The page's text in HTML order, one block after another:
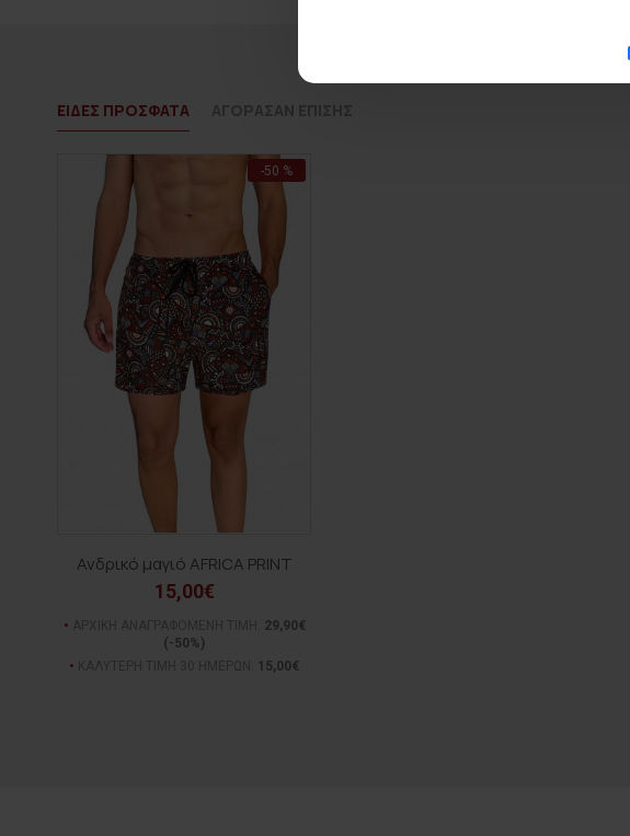
ΕΙΔΕΣ ΠΡΟΣΦΑΤΑ
-50 %
Ανδρικό μαγιό AFRICA PRINT
15,00€
29,90€
(-50%)
15,00€